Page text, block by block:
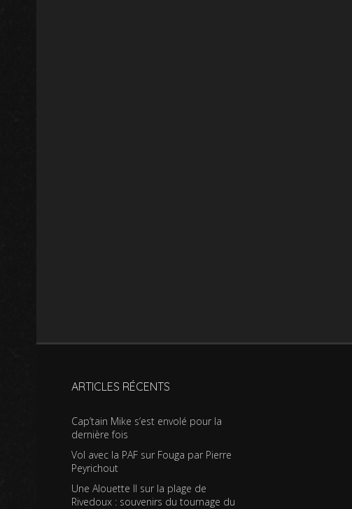
ARTICLES RÉCENTS
Cap’tain Mike s’est envolé pour la
dernière fois
Vol avec la PAF sur Fouga par Pierre
Peyrichout
Une Alouette II sur la plage de
Rivedoux : souvenirs du tournage du